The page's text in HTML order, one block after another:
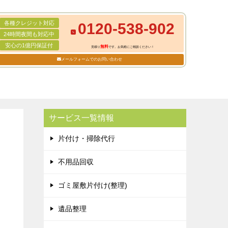
各種クレジット対応
24時間夜間も対応中
安心の1億円保証付
0120-538-902
見積り無料です。お気軽にご相談ください！
メールフォームでのお問い合わせ
サービス一覧情報
片付け・掃除代行
不用品回収
ゴミ屋敷片付け(整理)
遺品整理